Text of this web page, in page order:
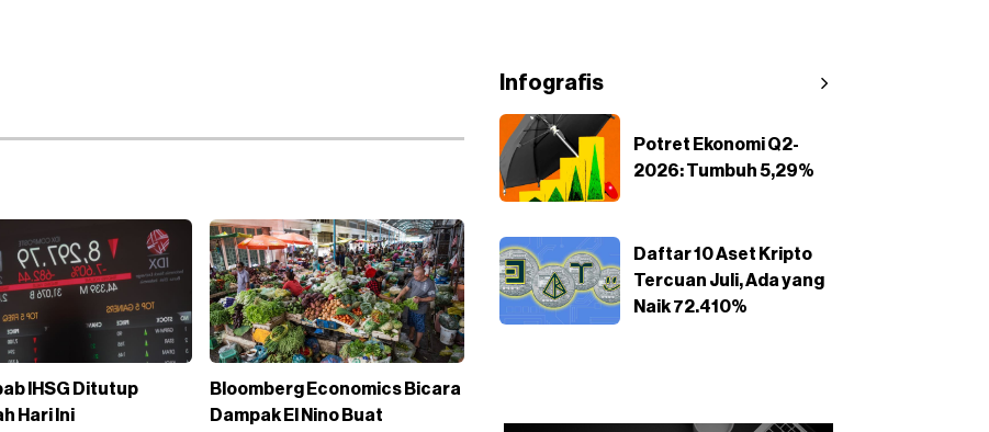
IHSG Ditutup
Hari Ini
Bloomberg Economics Bicara
Dampak El Nino Buat
Infografis
Potret Ekonomi Q2-
2026: Tumbuh 5,29%
Daftar 10 Aset Kripto
Tercuan Juli, Ada yang
Naik 72.410%